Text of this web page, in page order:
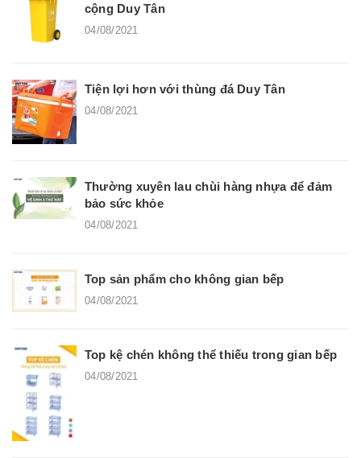
cộng Duy Tân
04/08/2021
Tiện lợi hơn với thùng đá Duy Tân
04/08/2021
Thường xuyên lau chùi hàng nhựa để đảm
bảo sức khỏe
04/08/2021
Top sản phẩm cho không gian bếp
04/08/2021
Top kệ chén không thể thiếu trong gian bếp
04/08/2021